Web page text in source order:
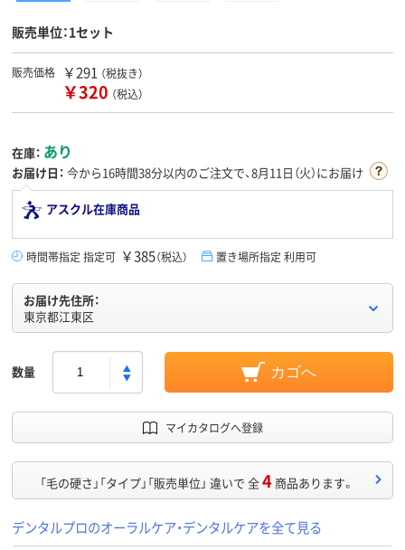
販売単位：1セット
販売価格 ￥291 （税抜き）
￥320 （税込）
在庫： あり
お届け日： 今から16時間38分以内のご注文で、8月11日（火）にお届け
アスクル在庫商品
時間帯指定 指定可 ￥385（税込） 置き場所指定 利用可
お届け先住所：
東京都江東区
数量 カゴへ
マイカタログへ登録
「毛の硬さ」「タイプ」「販売単位」 違いで 全4 商品あります。
デンタルプロのオーラルケア・デンタルケアを全て見る